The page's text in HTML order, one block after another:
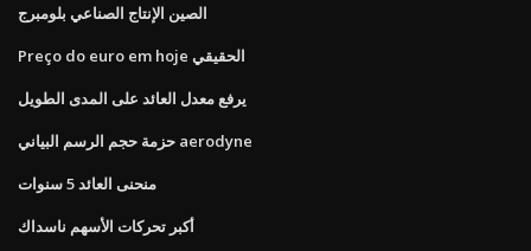
الصين الإنتاج الصناعي بلومبرج
Preço do euro em hoje الحقيقي
يرفع معدل العائد على المدى الطويل
حزمة حجم الرسم البياني aerodyne
منحنى العائد 5 سنوات
أكبر تحركات الأسهم ناسداك